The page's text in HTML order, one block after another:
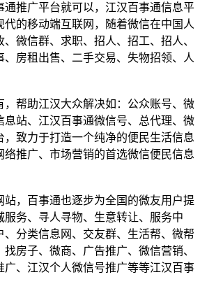
推广平台就可以，江汉百事通信息平
的移动端互联网，随着微信在中国人
微信群、求职、招人、招工、招人、
房租出售、二手交易、失物招领、人
帮助江汉大众解决如：公众账号、微
站、江汉百事通微信号、总代理、微
致力于打造一个纯净的便民生活信息
推广、市场营销的首选微信便民信息
，百事通也逐步为全国的微友用户提
务、寻人寻物、生意转让、服务中
分类信息网、交友群、生活帮、微帮
房子、微商、广告推广、微信营销、
、江汉个人微信号推广等等江汉百事